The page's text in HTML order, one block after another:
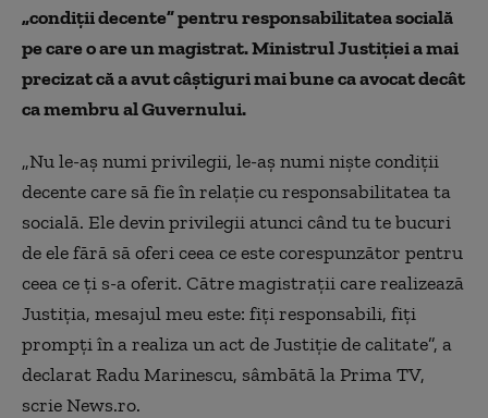
„condiţii decente” pentru responsabilitatea socială
pe care o are un magistrat. Ministrul Justiției a mai
precizat că a avut câștiguri mai bune ca avocat decât
ca membru al Guvernului.
„Nu le-aş numi privilegii, le-aş numi nişte condiţii
decente care să fie în relaţie cu responsabilitatea ta
socială. Ele devin privilegii atunci când tu te bucuri
de ele fără să oferi ceea ce este corespunzător pentru
ceea ce ţi s-a oferit. Către magistraţii care realizează
Justiţia, mesajul meu este: fiţi responsabili, fiţi
prompţi în a realiza un act de Justiţie de calitate”, a
declarat Radu Marinescu, sâmbătă la Prima TV,
scrie News.ro.